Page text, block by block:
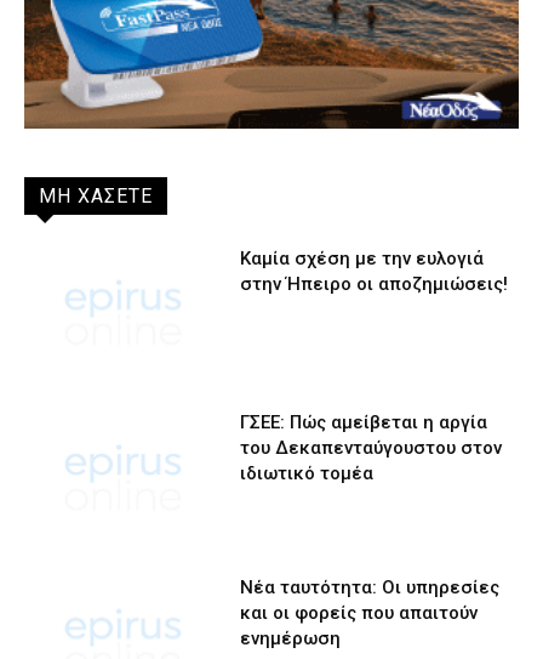
ΜΗ ΧΑΣΕΤΕ
Καμία σχέση με την ευλογιά
στην Ήπειρο οι αποζημιώσεις!
ΓΣΕΕ: Πώς αμείβεται η αργία
του Δεκαπενταύγουστου στον
ιδιωτικό τομέα
Νέα ταυτότητα: Οι υπηρεσίες
και οι φορείς που απαιτούν
ενημέρωση